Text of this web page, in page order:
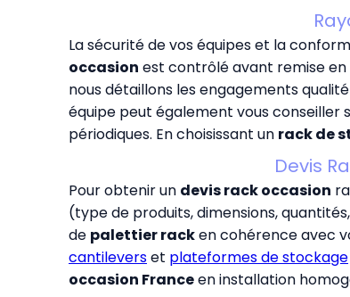
La sécurité de vos équipes et la
occasion est contrôlé avant remise
nous détaillons les engagements
équipe peut également vous conseiller
périodiques. En choisissant un rack de
Devis
Pour obtenir un devis rack occasion
(type de produits, dimensions,
de palettier racken cohérence avec
cantileverset plateformes de stockage
occasion Franceen installation